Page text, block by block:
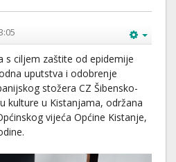
s ciljem zaštite od epidemije
uputstva i odobrenje
stožera CZ Šibensko-
kulture u Kistanjama, održana
vijeća Općine Kistanje,